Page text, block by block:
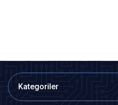
Kategoriler